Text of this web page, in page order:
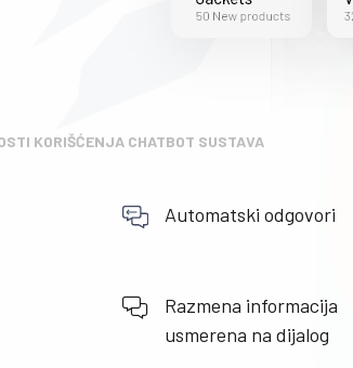
KORIŠĆENJA CHATBOT SUSTAVA
Automatski odgovori
Razmena informacija
usmerena na dijalog